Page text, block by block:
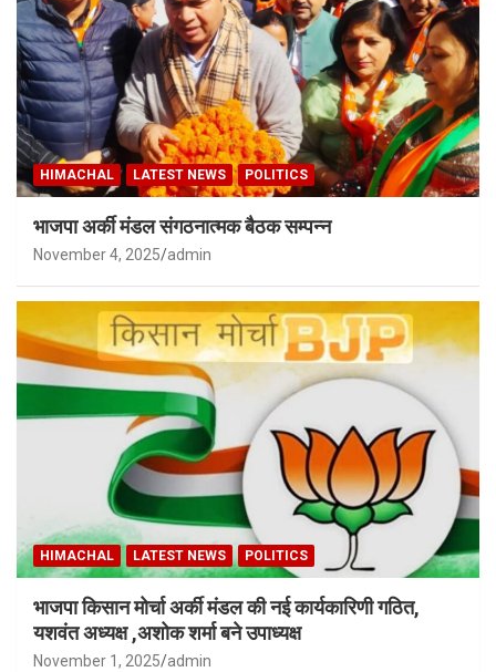
HIMACHAL LATEST NEWS POLITICS
भाजपा अर्की मंडल संगठनात्मक बैठक सम्पन्न
November 4, 2025 admin
HIMACHAL LATEST NEWS POLITICS
भाजपा किसान मोर्चा अर्की मंडल की नई कार्यकारिणी गठित,
यशवंत अध्यक्ष ,अशोक शर्मा बने उपाध्यक्ष
November 1, 2025 admin